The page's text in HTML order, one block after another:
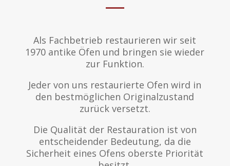
Als Fachbetrieb restaurieren wir seit
1970 antike Öfen und bringen sie wieder
zur Funktion.
Jeder von uns restaurierte Ofen wird in
den bestmöglichen Originalzustand
zurück versetzt.
Die Qualität der Restauration ist von
entscheidender Bedeutung, da die
Sicherheit eines Ofens oberste Priorität